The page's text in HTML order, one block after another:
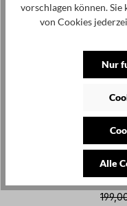
vorschlagen können.
von Cookies
Nur
Alle